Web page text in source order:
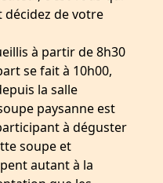
de votre
à partir de 8h30
se fait à 10h00,
la salle
paysanne est
à déguster
soupe et
autant à la